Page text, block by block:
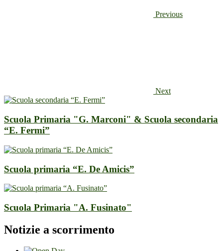
Previous
Next
Scuola Primaria "G. Marconi" & Scuola secondaria
“E. Fermi”
Scuola primaria “E. De Amicis”
Scuola Primaria "A. Fusinato"
Notizie a scorrimento